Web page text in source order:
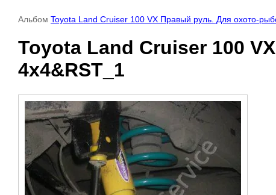
Альбом Toyota Land Cruiser 100 VX Правый руль. Для охото-
Toyota Land Cruiser 100
4x4&RST_1